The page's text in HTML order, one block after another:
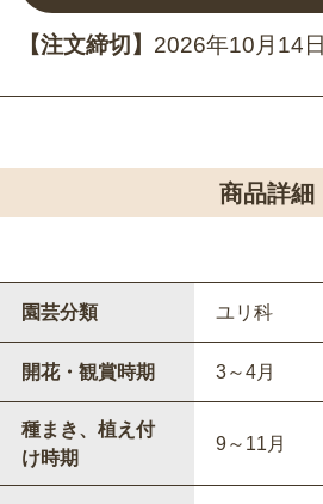
【注文締切】 2026年10月14日
商品詳細
園芸分類 ユリ科
開花・観賞時期 3～4月
種まき、植え付
け時期
9～11月